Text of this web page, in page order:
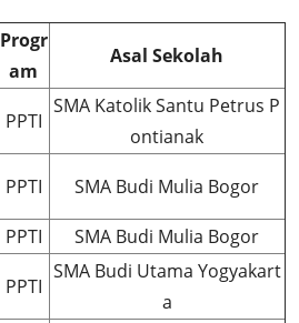
Progr
am
Asal Sekolah
PPTI
SMA Katolik Santu Petrus P
ontianak
PPTI SMA Budi Mulia Bogor
PPTI
SMA Budi Mulia Bogor
PPTI
SMA Budi Utama Yogyakart
a